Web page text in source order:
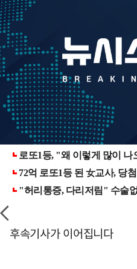
후속기사가 이어집니다